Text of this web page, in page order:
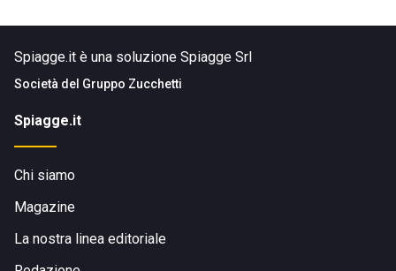
Spiagge.it è una soluzione Spiagge Srl
Società del Gruppo Zucchetti
Spiagge.it
Chi siamo
Magazine
La nostra linea editoriale